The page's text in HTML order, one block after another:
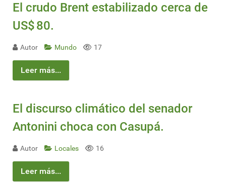
El crudo Brent estabilizado cerca de
US$ 80.
Autor Mundo 17
Leer más...
El discurso climático del senador
Antonini choca con Casupá.
Autor Locales 16
Leer más...